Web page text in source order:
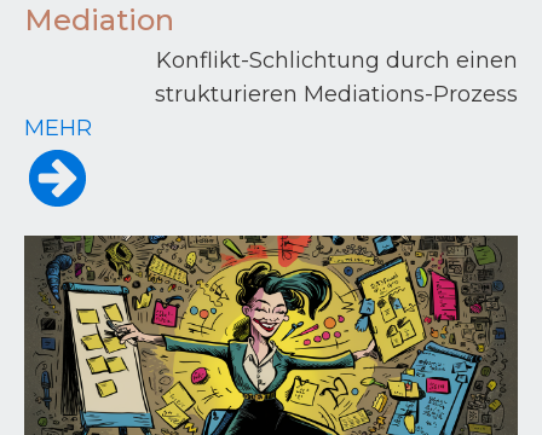
Mediation
Konflikt-Schlichtung durch einen
strukturieren Mediations-Prozess
MEHR